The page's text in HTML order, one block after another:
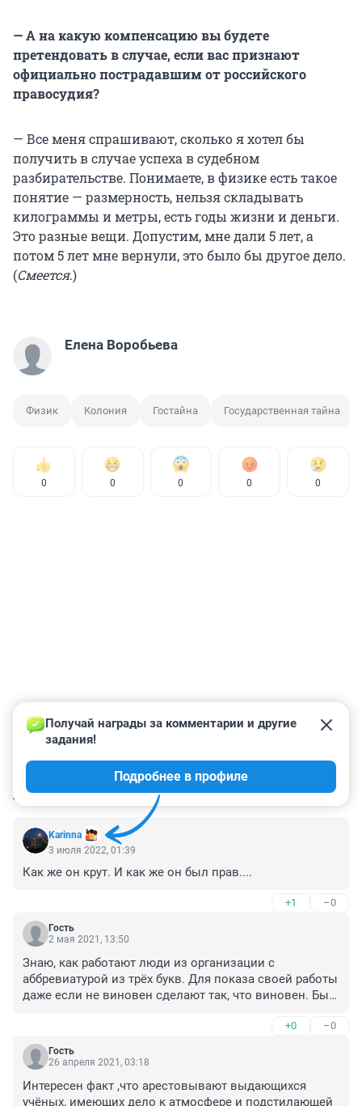
— А на какую компенсацию вы будете
претендовать в случае, если вас признают
официально пострадавшим от российского
правосудия?
— Все меня спрашивают, сколько я хотел бы
получить в случае успеха в судебном
разбирательстве. Понимаете, в физике есть такое
понятие — размерность, нельзя складывать
килограммы и метры, есть годы жизни и деньги.
Это разные вещи. Допустим, мне дали 5 лет, а
потом 5 лет мне вернули, это было бы другое дело.
(Смеется.)
Елена Воробьева
Физик Колония Гостайна Государственная тайна
0 0 0 0 0
КОММЕНТАРИИ 176
Karinna
Получай награды за комментарии и другие
задания!
Подробнее в профиле
3 июля 2022, 01:39
Как же он крут. И как же он был прав....
+1 –0
Гость
2 мая 2021, 13:50
Знаю, как работают люди из организации с
аббревиатурой из трёх букв. Для показа своей работы
даже если не виновен сделают так, что виновен. Был
+0 –0
Гость
26 апреля 2021, 03:18
Интересен факт ,что арестовывают выдающихся
учёных, имеющих дело к атмосфере и подстилающей